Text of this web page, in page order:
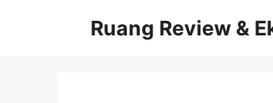
Ruang Review &